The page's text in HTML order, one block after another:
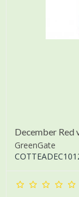
December Red
GreenGate